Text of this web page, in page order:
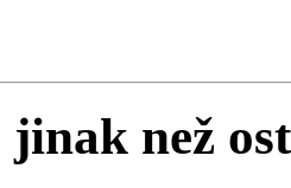
jinak než